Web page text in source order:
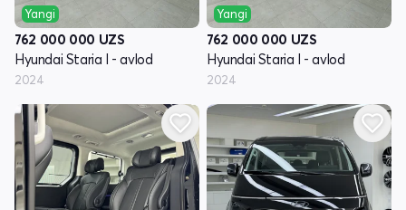
Yangi
762 000 000 UZS
Hyundai Staria I - avlod
2024
Yangi
762 000 000 UZS
Hyundai Staria I - avlod
2024